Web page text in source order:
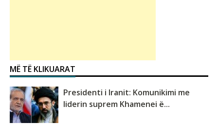
MË TË KLIKUARAT
Presidenti i Iranit: Komunikimi me
liderin suprem Khamenei ë...